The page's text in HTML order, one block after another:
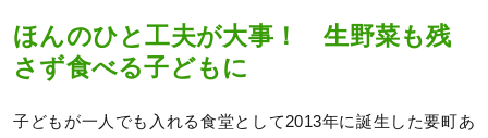
ほんのひと工夫が大事！ 生野菜も残
さず食べる子どもに
子どもが一人でも入れる食堂として2013年に誕生した要町あ